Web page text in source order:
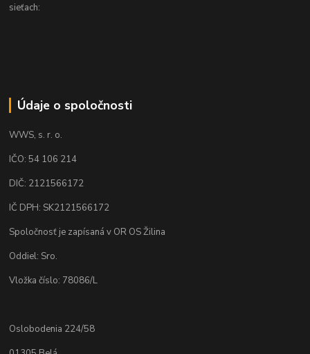
sieťach:
Údaje o spoločnosti
WWS, s. r. o.
IČO: 54 106 214
DIČ: 2121566172
IČ DPH: SK2121566172
Spoločnosť je zapísaná v OR OS Žilina
Oddiel: Sro.
Vložka číslo: 78086/L
Oslobodenia 224/58